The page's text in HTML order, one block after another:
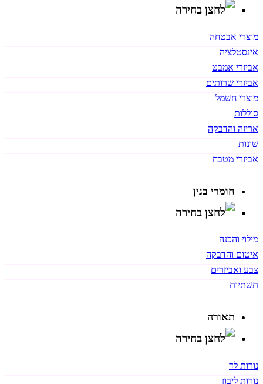
מוצרי אבטחה
אינסטלציה
אביזרי אמבט
אביזרי שרותים
מוצרי חשמל
סוללות
אריזה והדבקה
שונות
אביזרי מטבח
חומרי בנין
מילוי והכנה
איטום והדבקה
צבע ואביזרים
תשתיות
תאורה
נורות לד
נורות ליבון